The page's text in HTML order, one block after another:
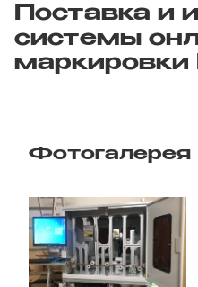
Поставка и
системы
маркировки
Фотогалерея